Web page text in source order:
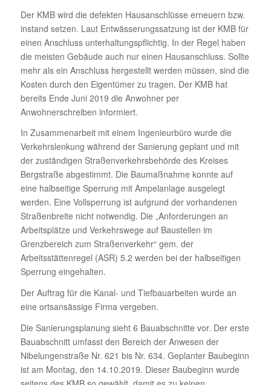
Der KMB wird die defekten Hausanschlüsse erneuern bzw.
instand setzen. Laut Entwässerungssatzung ist der KMB für
einen Anschluss unterhaltungspflichtig. In der Regel haben
die meisten Gebäude auch nur einen Hausanschluss. Sollte
mehr als ein Anschluss hergestellt werden müssen, sind die
Kosten durch den Eigentümer zu tragen. Der KMB hat
bereits Ende Juni 2019 die Anwohner per
Anwohnerschreiben informiert.
In Zusammenarbeit mit einem Ingenieurbüro wurde die
Verkehrslenkung während der Sanierung geplant und mit
der zuständigen Straßenverkehrsbehörde des Kreises
Bergstraße abgestimmt. Die Baumaßnahme konnte auf
eine halbseitige Sperrung mit Ampelanlage ausgelegt
werden. Eine Vollsperrung ist aufgrund der vorhandenen
Straßenbreite nicht notwendig. Die „Anforderungen an
Arbeitsplätze und Verkehrswege auf Baustellen im
Grenzbereich zum Straßenverkehr“ gem. der
Arbeitsstättenregel (ASR) 5.2 werden bei der halbseitigen
Sperrung eingehalten.
Der Auftrag für die Kanal- und Tiefbauarbeiten wurde an
eine ortsansässige Firma vergeben.
Die Sanierungsplanung sieht 6 Bauabschnitte vor. Der erste
Bauabschnitt umfasst den Bereich der Anwesen der
Nibelungenstraße Nr. 621 bis Nr. 634. Geplanter Baubeginn
ist am Montag, den 14.10.2019. Dieser Baubeginn wurde